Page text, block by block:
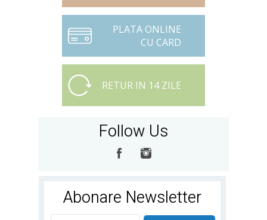
PLATA ONLINE
CU CARD
RETUR IN 14 ZILE
Follow Us
Abonare Newsletter